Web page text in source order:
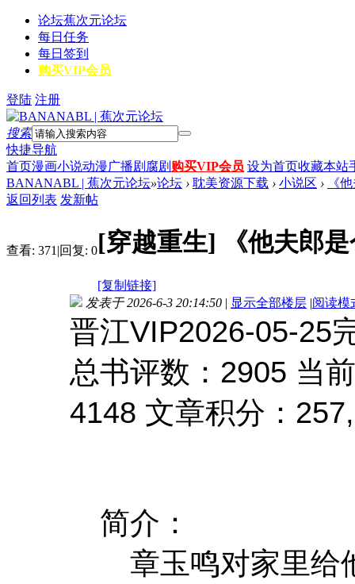
论坛蕉次元论坛
每日任务
每日签到
购买VIP会员
登陆 注册
搜索
快捷导航
首页漫画小说动漫广播剧 腐剧 购买VIP会员 设为首页收藏本站
BANANABL | 蕉次元论坛»论坛 › 耽美资源下载 › 小说区 ›
《
返回列表 发新帖
查看: 371 |回复: 0[穿越重生] 《他夫郎
[复制链接]
发表于 2026-6-3 20:14:50 | 显示全部楼层 |阅读模
晋江VIP2026-05-25
总书评数：2905 当
4148 文章积分：
简介：
章玉鸣对家里给